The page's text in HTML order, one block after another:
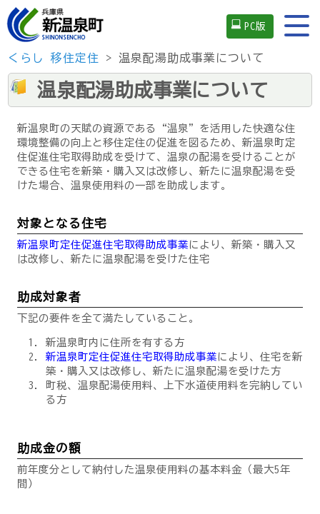
PC版
くらし 移住定住 > 温泉配湯助成事業について
温泉配湯助成事業について
新温泉町の天賦の資源である“温泉”を活用した快適な住
環境整備の向上と移住定住の促進を図るため、新温泉町定
住促進住宅取得助成を受けて、温泉の配湯を受けることが
できる住宅を新築・購入又は改修し、新たに温泉配湯を受
けた場合、温泉使用料の一部を助成します。
対象となる住宅
新温泉町定住促進住宅取得助成事業 により、新築・購入又
は改修し、新たに温泉配湯を受けた住宅
助成対象者
下記の要件を全て満たしていること。
新温泉町内に住所を有する方
新温泉町定住促進住宅取得助成事業 により、住宅を新
築・購入又は改修し、新たに温泉配湯を受けた方
町税、温泉配湯使用料、上下水道使用料を完納してい
る方
助成金の額
前年度分として納付した温泉使用料の基本料金（最大5年
間）